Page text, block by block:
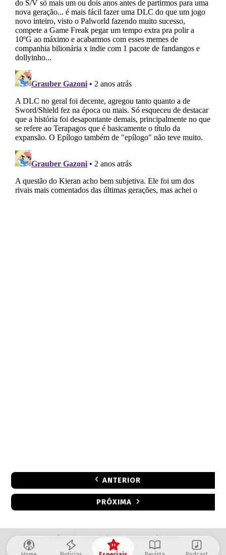
ANTERIOR
PRÓXIMA
Sobre | Anuncie | Termos de Uso